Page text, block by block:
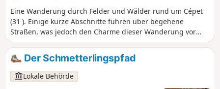
Eine Wanderung durch Felder und Wälder rund um Cépet
(31 ). Einige kurze Abschnitte führen über begehene
Straßen, was jedoch den Charme dieser Wanderung vor
den Toren von Toulouse nicht schmälert.
Der Schmetterlingspfad
Lokale Behörde